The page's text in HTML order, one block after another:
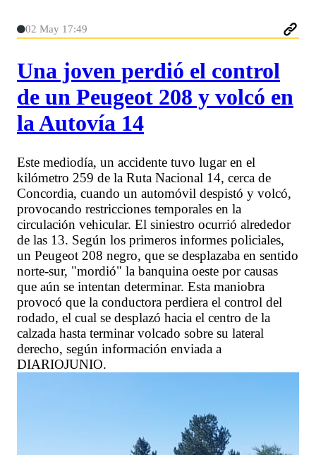
02 May 17:49
Una joven perdió el control
de un Peugeot 208 y volcó en
la Autovía 14
Este mediodía, un accidente tuvo lugar en el
kilómetro 259 de la Ruta Nacional 14, cerca de
Concordia, cuando un automóvil despistó y volcó,
provocando restricciones temporales en la
circulación vehicular. El siniestro ocurrió alrededor
de las 13. Según los primeros informes policiales,
un Peugeot 208 negro, que se desplazaba en sentido
norte-sur, "mordió" la banquina oeste por causas
que aún se intentan determinar. Esta maniobra
provocó que la conductora perdiera el control del
rodado, el cual se desplazó hacia el centro de la
calzada hasta terminar volcado sobre su lateral
derecho, según información enviada a
DIARIOJUNIO.